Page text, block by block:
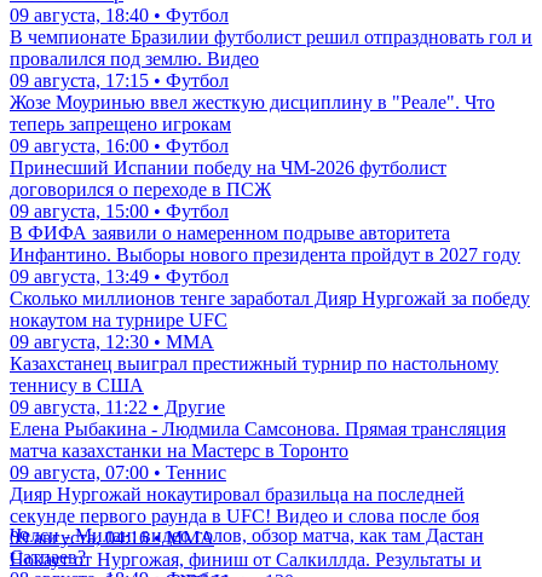
09 августа, 18:40 • Футбол
В чемпионате Бразилии футболист решил отпраздновать гол и
провалился под землю. Видео
09 августа, 17:15 • Футбол
Жозе Моуринью ввел жесткую дисциплину в "Реале". Что
теперь запрещено игрокам
09 августа, 16:00 • Футбол
Принесший Испании победу на ЧМ-2026 футболист
договорился о переходе в ПСЖ
09 августа, 15:00 • Футбол
В ФИФА заявили о намеренном подрыве авторитета
Инфантино. Выборы нового президента пройдут в 2027 году
09 августа, 13:49 • Футбол
Сколько миллионов тенге заработал Дияр Нургожай за победу
нокаутом на турнире UFC
09 августа, 12:30 • ММА
Казахстанец выиграл престижный турнир по настольному
теннису в США
09 августа, 11:22 • Другие
Елена Рыбакина - Людмила Самсонова. Прямая трансляция
матча казахстанки на Мастерс в Торонто
09 августа, 07:00 • Теннис
Дияр Нургожай нокаутировал бразильца на последней
секунде первого раунда в UFC! Видео и слова после боя
09 августа, 04:16 • ММА
Нокаут от Нургожая, финиш от Салкиллда. Результаты и
Челси - Милан: видео голов, обзор матча, как там Дастан
Сатпаев?